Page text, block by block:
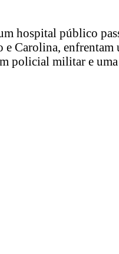
hospital público
e Carolina, enfrentam
policial militar e